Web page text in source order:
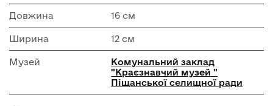
Довжина 16 см
Ширина 12 см
Музей
Комунальний заклад
"Краєзнавчий музей "
Піщанської селищної ради